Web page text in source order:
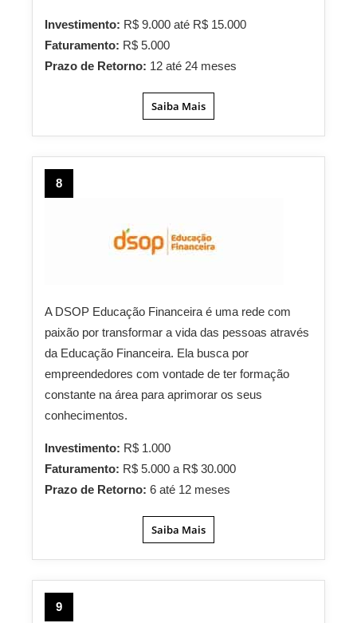
Investimento: R$ 9.000 até R$ 15.000
Faturamento: R$ 5.000
Prazo de Retorno: 12 até 24 meses
Saiba Mais
8
A DSOP Educação Financeira é uma rede com
paixão por transformar a vida das pessoas através
da Educação Financeira. Ela busca por
empreendedores com vontade de ter formação
constante na área para aprimorar os seus
conhecimentos.
Investimento: R$ 1.000
Faturamento: R$ 5.000 a R$ 30.000
Prazo de Retorno: 6 até 12 meses
Saiba Mais
9